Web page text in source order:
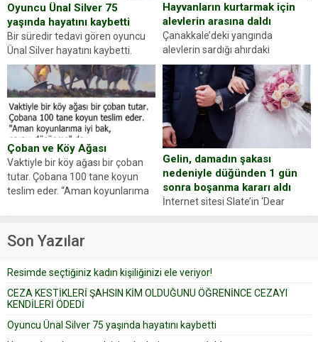
Oyuncu Ünal Silver 75
yaşında hayatını kaybetti
Bir süredir tedavi gören oyuncu
Ünal Silver hayatını kaybetti.
Haberi, oyuncunun menajerlik
ajansı duyurdu. Renda Güner,
sosyal medya hesabında “Usta
Oyuncumuz ve çok değerli
dostumuz...
Hayvanların kurtarmak için
alevlerin arasına daldı
Çanakkale’deki yangında
alevlerin sardığı ahırdaki
hayvanlarını kurtarmak isteyen
Zeki Demir (66) ölümden döndü.
Yüzünde ve ellerinde yanıklar
oluşan Demir, kâbus dolu anları
anlattı… Merkeze bağlı...
Çoban ve Köy Ağası
Vaktiyle bir köy ağası bir çoban
tutar. Çobana 100 tane koyun
teslim eder. “Aman koyunlarıma
Çoban koyunları alır gider. Aylar...
Gelin, damadın şakası
nedeniyle düğünden 1 gün
sonra boşanma kararı aldı
İnternet sitesi Slate’in ‘Dear
Prudence’ isimli tavsiye köşesine
yapıştırdığı için düğünden...
Son Yazılar
Resimde seçtiğiniz kadın kişiliğinizi ele veriyor!
CEZA KESTİKLERİ ŞAHSIN KİM OLDUĞUNU ÖĞRENİNCE CEZAYI
KENDİLERİ ÖDEDİ
Oyuncu Ünal Silver 75 yaşında hayatını kaybetti